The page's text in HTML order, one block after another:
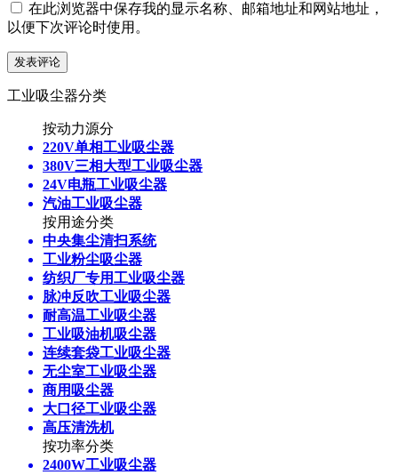
在此浏览器中保存我的显示名称、邮箱地址和网站地址，
以便下次评论时使用。
工业吸尘器分类
按动力源分
220V单相工业吸尘器
380V三相大型工业吸尘器
24V电瓶工业吸尘器
汽油工业吸尘器
按用途分类
中央集尘清扫系统
工业粉尘吸尘器
纺织厂专用工业吸尘器
脉冲反吹工业吸尘器
耐高温工业吸尘器
工业吸油机吸尘器
连续套袋工业吸尘器
无尘室工业吸尘器
商用吸尘器
大口径工业吸尘器
高压清洗机
按功率分类
2400W工业吸尘器